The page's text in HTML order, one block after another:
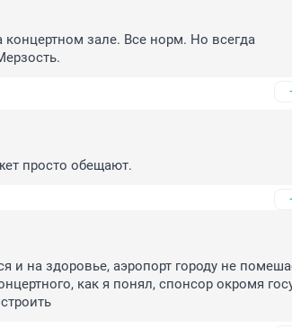
концертном зале. Все норм. Но всегда
просто обещают.
и на здоровье, аэропорт городу не
как я понял, спонсор окромя